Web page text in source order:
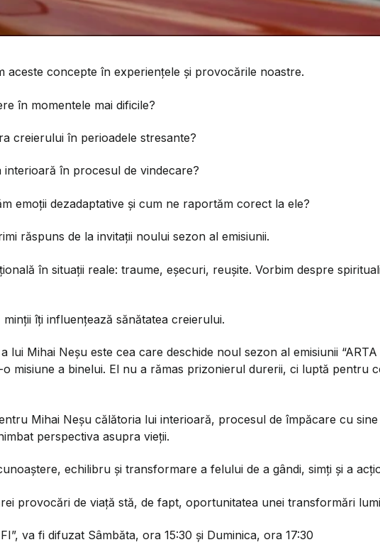
aceste concepte în experiențele și provocările noastre.
în momentele mai dificile?
creierului în perioadele stresante?
interioară în procesul de vindecare?
emoții dezadaptative și cum ne raportăm corect la ele?
răspuns de la invitații noului sezon al emisiunii.
în situații reale: traume, eșecuri, reușite. Vorbim despre
îți influențează sănătatea creierului.
lui Mihai Neșu este cea care deschide noul sezon al emisiunii
misiune a binelui. El nu a rămas prizonierul durerii, ci luptă pentru
Mihai Neșu călătoria lui interioară, procesul de împăcare cu
perspectiva asupra vieții.
echilibru și transformare a felului de a gândi, simți și a
provocări de viață stă, de fapt, oportunitatea unei transformări
va fi difuzat Sâmbăta, ora 15:30 și Duminica, ora 17:30